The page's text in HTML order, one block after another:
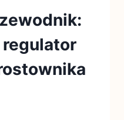
regulator